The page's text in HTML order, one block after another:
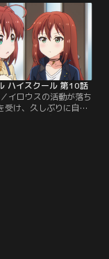
るかのような出来事
る。「もしかして幽霊
」と恐る恐る調査に乗
が目にしたものと
：バンダイチャンネ
ハイスクール 第10話
イロウスの活動が落ち
受け、久しぶりに自宅
女の様子に、これまで
のことを気にかけてい